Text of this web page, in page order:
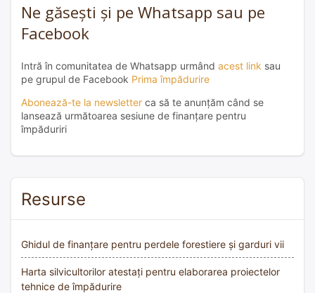
Ne găsești și pe Whatsapp sau pe
Facebook
Intră în comunitatea de Whatsapp urmând acest link sau
pe grupul de Facebook Prima împădurire
Abonează-te la newsletter ca să te anunțăm când se
lansează următoarea sesiune de finanțare pentru
împăduriri
Resurse
Ghidul de finanțare pentru perdele forestiere și garduri vii
Harta silvicultorilor atestați pentru elaborarea proiectelor
tehnice de împădurire